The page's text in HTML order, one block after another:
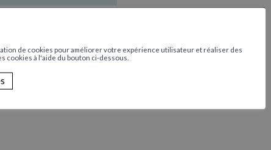
de cookies pour améliorer votre expérience utilisateur et réaliser des
cookies à l'aide du bouton ci-dessous.